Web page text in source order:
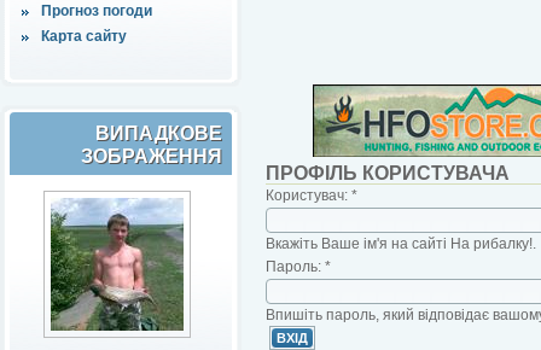
Прогноз погоди
Карта сайту
ВИПАДКОВЕ
ЗОБРАЖЕННЯ
ПРОФІЛЬ КОРИСТУВАЧА
Користувач: *
Вкажіть Ваше ім'я на сайті На рибалку!.
Пароль: *
Впишіть пароль, який відповідає